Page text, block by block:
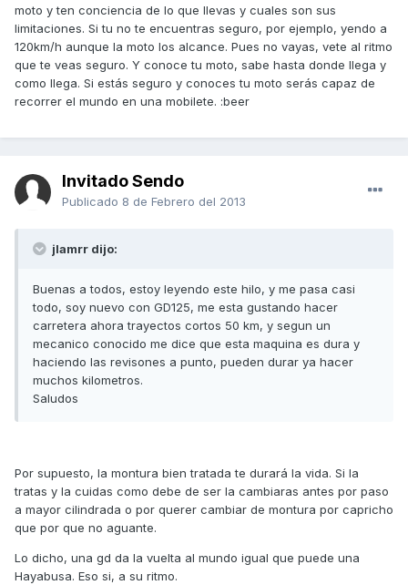
moto y ten conciencia de lo que llevas y cuales son sus
limitaciones. Si tu no te encuentras seguro, por ejemplo, yendo a
120km/h aunque la moto los alcance. Pues no vayas, vete al ritmo
que te veas seguro. Y conoce tu moto, sabe hasta donde llega y
como llega. Si estás seguro y conoces tu moto serás capaz de
recorrer el mundo en una mobilete. :beer
Invitado Sendo
Publicado 8 de Febrero del 2013
jlamrr dijo:
Buenas a todos, estoy leyendo este hilo, y me pasa casi
todo, soy nuevo con GD125, me esta gustando hacer
carretera ahora trayectos cortos 50 km, y segun un
mecanico conocido me dice que esta maquina es dura y
haciendo las revisones a punto, pueden durar ya hacer
muchos kilometros.
Saludos
Por supuesto, la montura bien tratada te durará la vida. Si la
tratas y la cuidas como debe de ser la cambiaras antes por paso
a mayor cilindrada o por querer cambiar de montura por capricho
que por que no aguante.
Lo dicho, una gd da la vuelta al mundo igual que puede una
Hayabusa. Eso si, a su ritmo.